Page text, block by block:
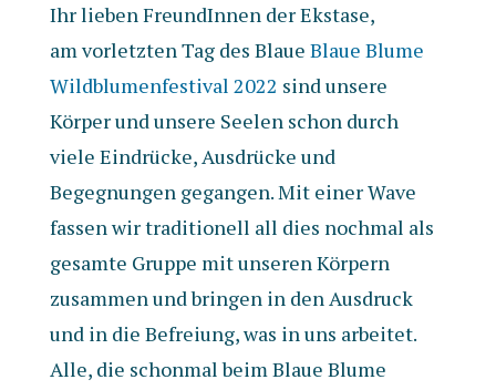
Ihr lieben FreundInnen der Ekstase,
am vorletzten Tag des Blaue Blaue Blume
Wildblumenfestival 2022 sind unsere
Körper und unsere Seelen schon durch
viele Eindrücke, Ausdrücke und
Begegnungen gegangen. Mit einer Wave
fassen wir traditionell all dies nochmal als
gesamte Gruppe mit unseren Körpern
zusammen und bringen in den Ausdruck
und in die Befreiung, was in uns arbeitet.
Alle, die schonmal beim Blaue Blume